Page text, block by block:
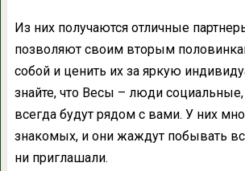
Из них получаются отличные
позволяют своим вторым
собой и ценить их за яркую
знайте, что Весы – люди
всегда будут рядом с вами. У них
знакомых, и они жаждут побывать
ни приглашали.